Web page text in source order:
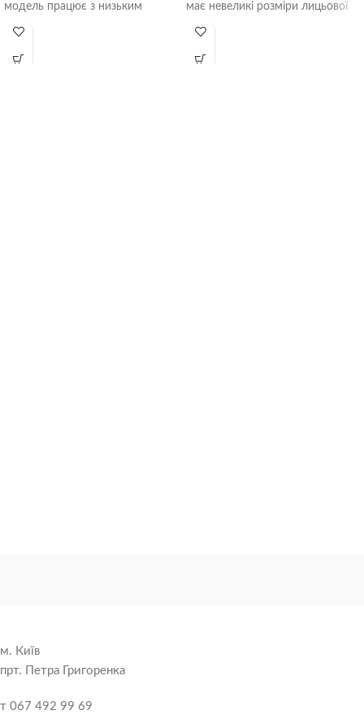
модель працює з низьким
Використовується як витяжний
має невеликі розміри лицьової
чи будинках, як витяжний
м. Київ
прт. Петра Григоренка
т 067 492 99 69